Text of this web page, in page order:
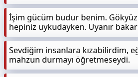
İşim gücüm budur benim.
hepiniz uykudayken. Uyanır
Sevdiğim insanlara kızabilirdim,
mahzun durmayı öğretmeseydi.